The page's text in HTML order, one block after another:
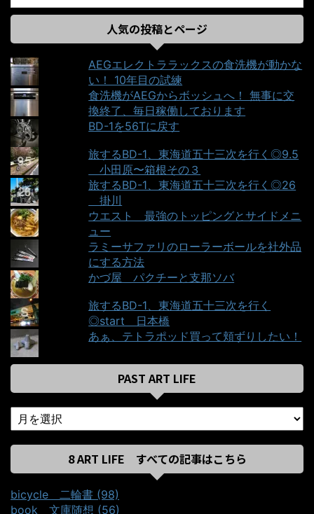
人気の投稿とページ
AEGエレクトララックスの食洗機が動かな
い！ 10年目の試練
食洗機がAEGからボッシュへ！ 無事に交
換終了、毎日稼働しております
BD-1を56Tに戻す
旅するBD-1、東海道五十三次を行く◎9.5
＿小田原〜箱根その３
旅するBD-1、東海道五十三次を行く◎26
＿掛川
ウエスト＿最強のトッピングとサイドメニ
ュー
ラミーサファリのローラーボールを社外品
にする方法
かづ屋＿パクチーと支那ソバ
旅するBD-1、東海道五十三次を行く
◎start＿日本橋
あぁ、テトラポッド買って頬ずりしたい！
PAST ART LIFE
8 ART LIFE すべての記事はこちら
bicycle＿二輪書 (98)
book＿文庫随想 (56)